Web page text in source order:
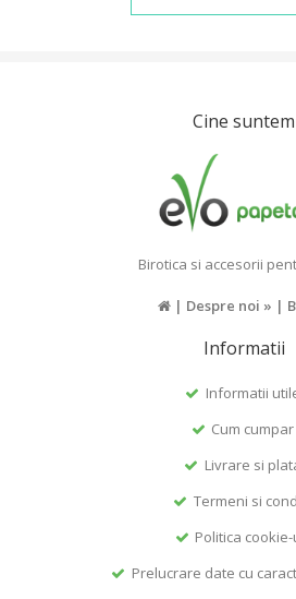
Cine suntem
Birotica si accesorii
| Despre noi » |
Informatii
Informatii
Cum cumpar
Livrare si
Termeni si
Politica
Prelucrare date cu